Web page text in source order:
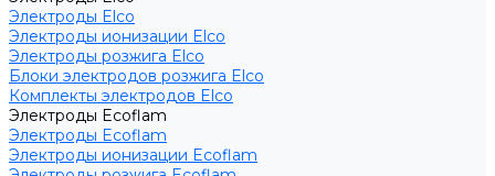
Электроды Elco
Электроды ионизации Elco
Электроды розжига Elco
Блоки электродов розжига Elco
Комплекты электродов Elco
Электроды Ecoflam
Электроды Ecoflam
Электроды ионизации Ecoflam